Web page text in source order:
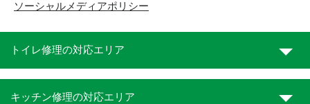
ソーシャルメディアポリシー
トイレ修理の対応エリア
キッチン修理の対応エリア